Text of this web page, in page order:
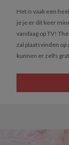
Het is vaak een
je je er dit keer
vandaag op TV!
zal plaatsvinden
kunnen er zelfs